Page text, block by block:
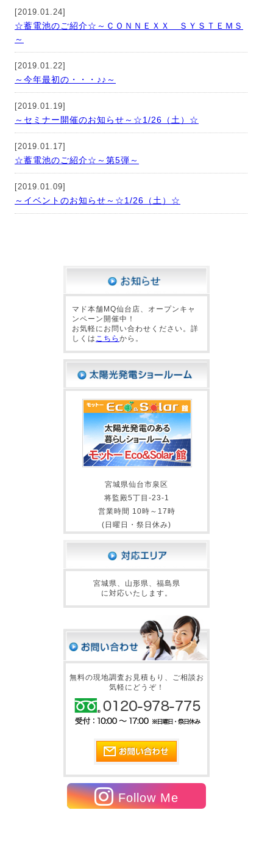
[2019.01.24]
☆蓄電池のご紹介☆～ＣＯＮＮＥＸＸ ＳＹＳＴＥＭＳ
～
[2019.01.22]
～今年最初の・・・♪♪～
[2019.01.19]
～セミナー開催のお知らせ～☆1/26（土）☆
[2019.01.17]
☆蓄電池のご紹介☆～第5弾～
[2019.01.09]
～イベントのお知らせ～☆1/26（土）☆
マド本舗MQ仙台店、オープンキャ
ンペーン開催中！
お気軽にお問い合わせください。詳
しくは こちら から。
宮城県仙台市泉区
将監殿5丁目-23-1
営業時間 10時～17時
(日曜日・祭日休み)
宮城県、山形県、福島県
に対応いたします。
無料の現地調査お見積もり、ご相談お
気軽にどうぞ！
Follow Me